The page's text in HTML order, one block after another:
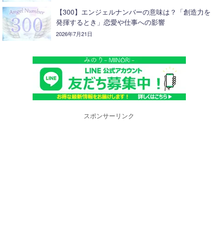
【300】エンジェルナンバーの意味は？「創造力を
発揮するとき」恋愛や仕事への影響
2026年7月21日
スポンサーリンク